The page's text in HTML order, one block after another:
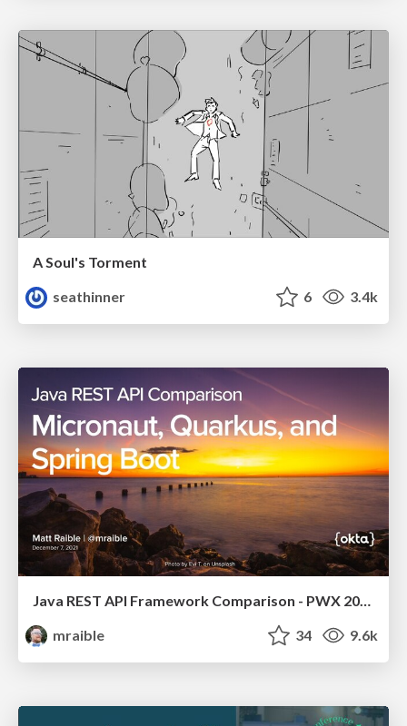
A Soul's Torment
seathinner
6 3.4k
Java REST API Framework Comparison - PWX 2021
mraible
34 9.6k